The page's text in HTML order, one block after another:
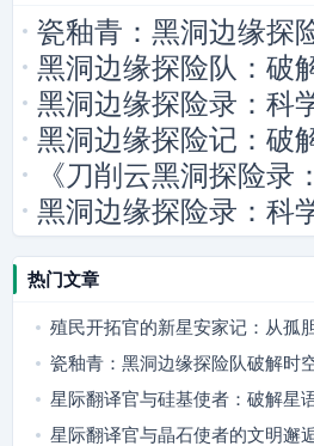
瓷釉青：黑洞边缘探
黑洞边缘探险队：破
黑洞边缘探险录：科
黑洞边缘探险记：破
《刀削云黑洞探险
黑洞边缘探险录：科
热门文章
殖民开拓官的新星安家记：从孤
火满舱
瓷釉青：黑洞边缘探险队破解时
星际翻译官与硅基使者：破解星
逅
星际翻译官与晶石使者的文明邂